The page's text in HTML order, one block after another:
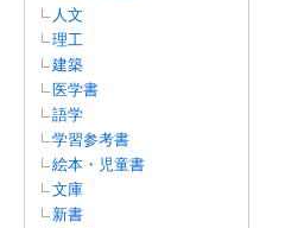
人文
理工
建築
医学書
語学
学習参考書
絵本・児童書
文庫
新書